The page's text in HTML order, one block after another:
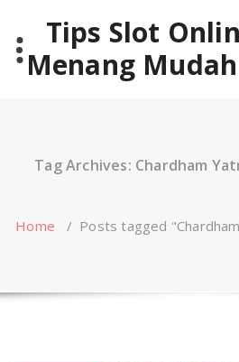
content Tips Slot
Menang
Tag Archives: Chardham
Home / Posts tagged